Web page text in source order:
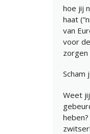
hoe jij
haat
van
voor
zorgen
Scham
Weet